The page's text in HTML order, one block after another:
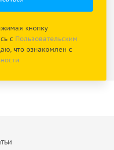
кнопку
с Пользовательским
что ознакомлен с